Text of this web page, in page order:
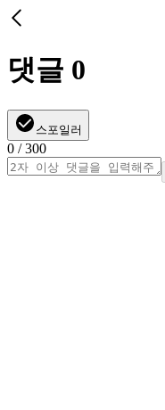
댓글 0
스포일러
0 / 300